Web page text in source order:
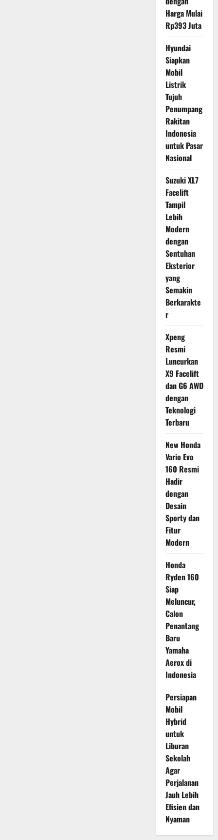
Harga Mulai
Rp393 Juta
Hyundai
Siapkan
Mobil
Listrik
Tujuh
Penumpang
Rakitan
Indonesia
untuk Pasar
Nasional
Suzuki XL7
Facelift
Tampil
Lebih
Modern
dengan
Sentuhan
Eksterior
yang
Semakin
Berkarakte
r
Xpeng
Resmi
Luncurkan
X9 Facelift
dan G6 AWD
dengan
Teknologi
Terbaru
New Honda
Vario Evo
160 Resmi
Hadir
dengan
Desain
Sporty dan
Fitur
Modern
Honda
Ryden 160
Siap
Meluncur,
Calon
Penantang
Baru
Yamaha
Aerox di
Indonesia
Persiapan
Mobil
Hybrid
untuk
Liburan
Sekolah
Agar
Perjalanan
Jauh Lebih
Efisien dan
Nyaman